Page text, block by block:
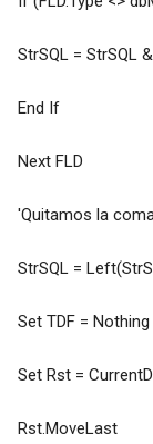
StrSQL = StrSQL
End If
Next FLD
'Quitamos la
StrSQL =
Set TDF = Nothing
Set Rst =
Rst.MoveLast